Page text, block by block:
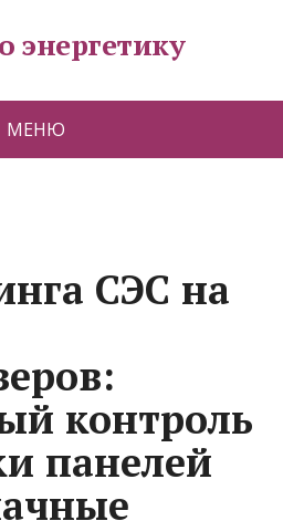
энергетику
МЕНЮ
СЭС на
контроль
панелей